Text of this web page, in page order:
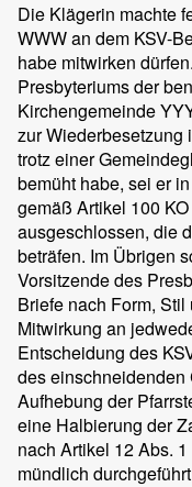
Die Klägerin machte
WWW an dem KSV-
habe mitwirken
Presbyteriums der
Kirchengemeinde
zur Wiederbesetzung
trotz einer
bemüht habe, sei er
gemäß Artikel 100
ausgeschlossen, die
beträfen. Im Übrigen
Vorsitzende des
Briefe nach Form,
Mitwirkung an
Entscheidung des
des einschneidenden
Aufhebung der
eine Halbierung der
nach Artikel 12 Abs.
mündlich